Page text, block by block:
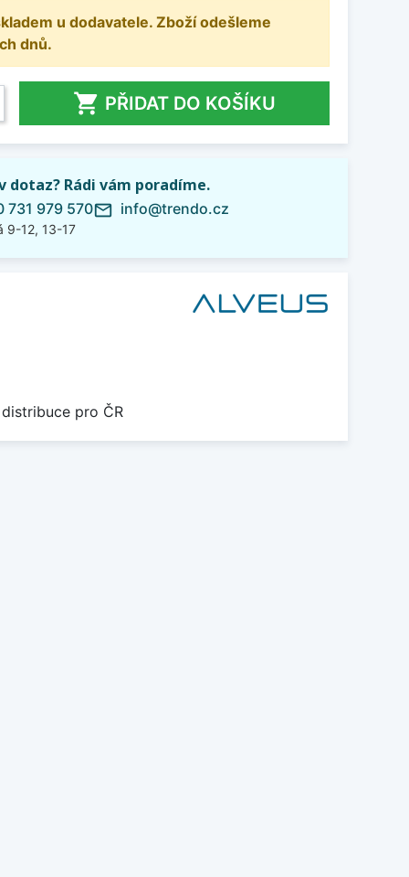
u dodavatele. Zboží odešleme
dnů.
 PŘIDAT DO KOŠÍKU
dotaz? Rádi vám poradíme.
731 979 570
9-12, 13-17
mail_outline info@trendo.cz
pro ČR